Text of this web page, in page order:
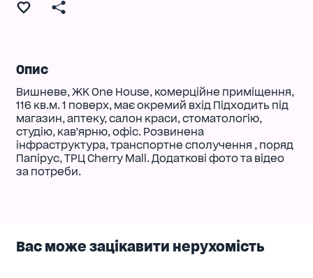
Опис
Вишневе, ЖК One House, комерційне приміщення,
116 кв.м. 1 поверх, має окремий вхід Підходить під
магазин, аптеку, салон краси, стоматологію,
студію, кавʼярню, офіс. Розвинена
інфраструктура, транспортне сполучення , поряд
Папірус, ТРЦ Cherry Mall. Додаткові фото та відео
за потреби.
Вас може зацікавити нерухомість